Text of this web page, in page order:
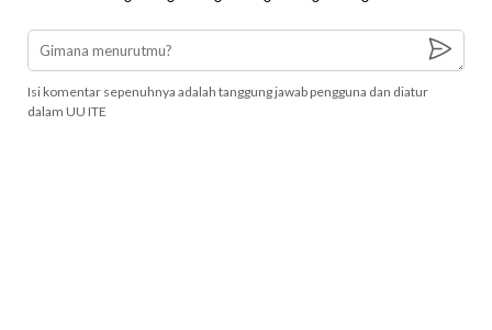
Isi komentar sepenuhnya adalah tanggung jawab pengguna dan diatur
dalam UU ITE